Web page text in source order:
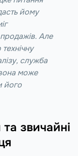
йому
Але
служба
може
його
звичайні